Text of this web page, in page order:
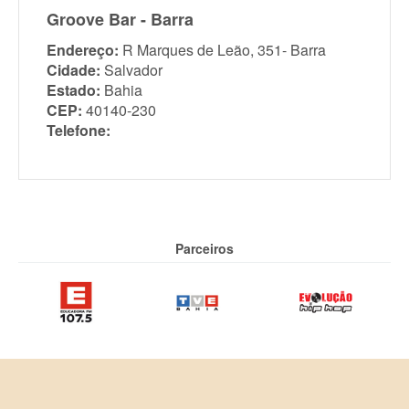
Groove Bar - Barra
Endereço: R Marques de Leão, 351- Barra
Cidade: Salvador
Estado: Bahia
CEP: 40140-230
Telefone:
Parceiros